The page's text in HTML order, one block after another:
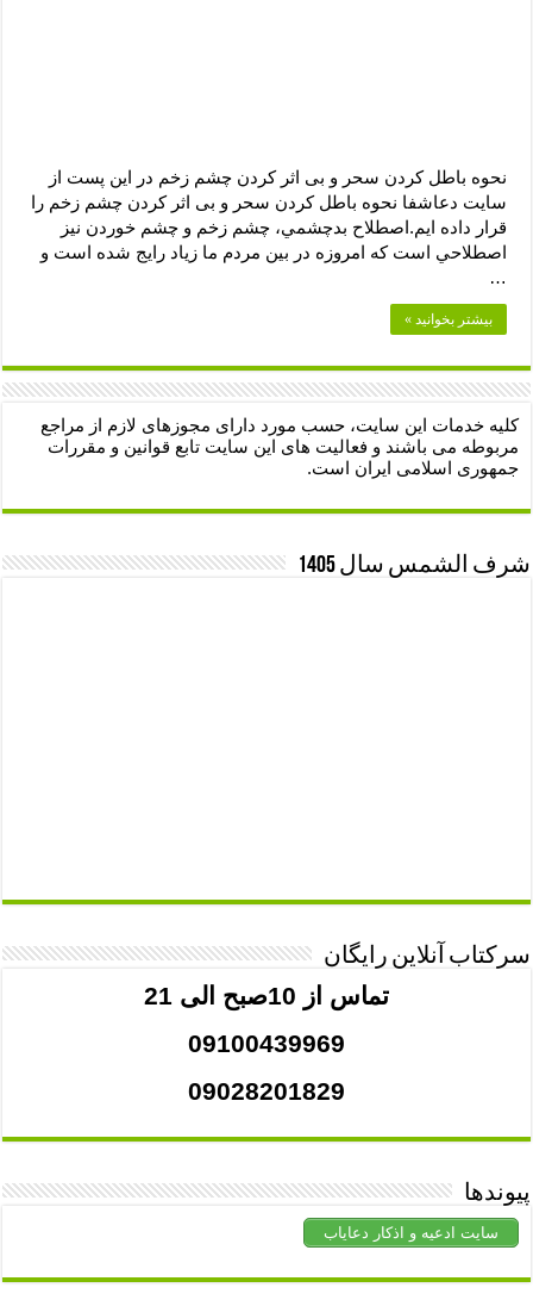
نحوه باطل کردن سحر و بی اثر کردن چشم زخم در این پست از
سایت دعاشفا نحوه باطل کردن سحر و بی اثر کردن چشم زخم را
قرار داده ایم.اصطلاح بدچشمي، چشم زخم و چشم خوردن نيز
اصطلاحي است كه امروزه در بين مردم ما زياد رایج شده است و
…
بیشتر بخوانید »
کلیه خدمات این سایت، حسب مورد دارای مجوزهای لازم از مراجع
مربوطه می باشند و فعالیت های این سایت تابع قوانین و مقررات
جمهوری اسلامی ایران است.
شرف الشمس سال 1405
سرکتاب آنلاین رایگان
تماس از 10صبح الی 21
09100439969
09028201829
پیوندها
سایت ادعیه و اذکار دعایاب